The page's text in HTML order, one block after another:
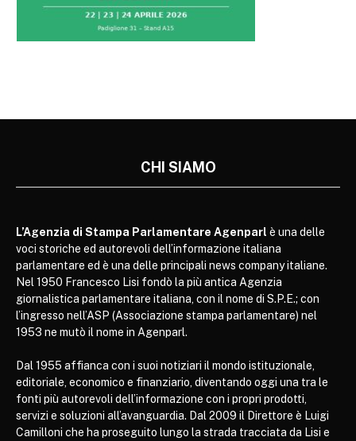
CHI SIAMO
L’Agenzia di Stampa Parlamentare Agenparl è una delle
voci storiche ed autorevoli dell’informazione italiana
parlamentare ed è una delle principali news company italiane.
Nel 1950 Francesco Lisi fondò la più antica Agenzia
giornalistica parlamentare italiana, con il nome di S.P.E.; con
l’ingresso nell’ASP (Associazione stampa parlamentare) nel
1953 ne mutò il nome in Agenparl.
Dal 1955 affianca con i suoi notiziari il mondo istituzionale,
editoriale, economico e finanziario, diventando oggi una tra le
fonti più autorevoli dell’informazione con i propri prodotti,
servizi e soluzioni all’avanguardia. Dal 2009 il Direttore è Luigi
Camilloni che ha proseguito lungo la strada tracciata da Lisi e